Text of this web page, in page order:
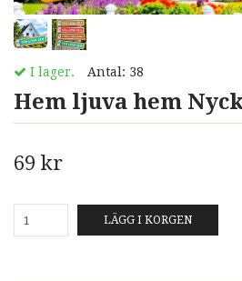
I lager. Antal: 38
Hem ljuva hem
69 kr
LÄGG I KORGEN